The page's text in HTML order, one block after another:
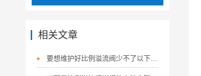
相关文章
要想维护好比例溢流阀少不了以下步骤！